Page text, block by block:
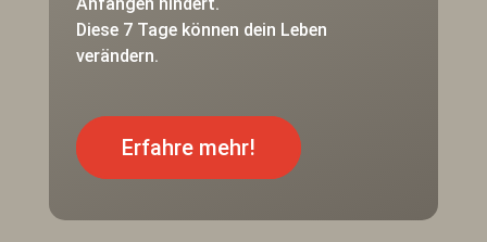
Diese 7 Tage können dein Leben
verändern.
Erfahre mehr!